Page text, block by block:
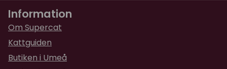
för 2 år sedan
Väldigt fin bricka
Information
Om Supercat
Kattguiden
Butiken i Umeå